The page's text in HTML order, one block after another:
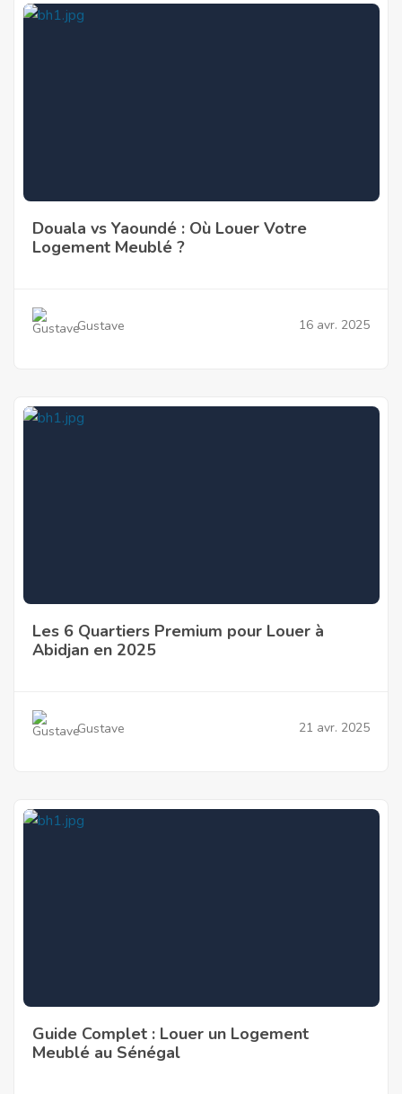
Douala vs Yaoundé : Où Louer Votre
Logement Meublé ?
Gustave 16 avr. 2025
Les 6 Quartiers Premium pour Louer à
Abidjan en 2025
Gustave 21 avr. 2025
Guide Complet : Louer un Logement
Meublé au Sénégal